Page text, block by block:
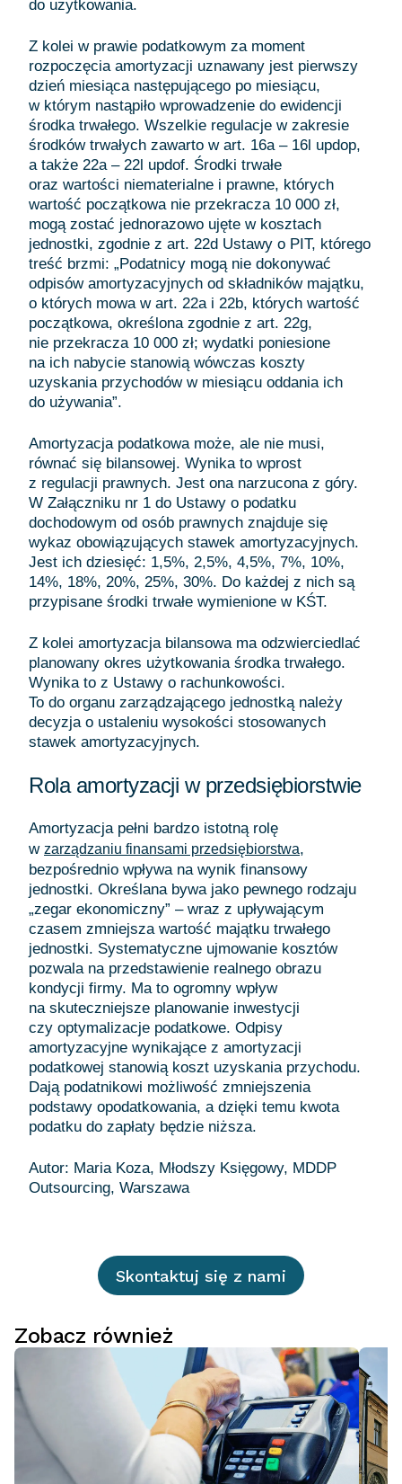
do użytkowania.
Z kolei w prawie podatkowym za moment
rozpoczęcia amortyzacji uznawany jest pierwszy
dzień miesiąca następującego po miesiącu,
w którym nastąpiło wprowadzenie do ewidencji
środka trwałego. Wszelkie regulacje w zakresie
środków trwałych zawarto w art. 16a – 16l updop,
a także 22a – 22l updof. Środki trwałe
oraz wartości niematerialne i prawne, których
wartość początkowa nie przekracza 10 000 zł,
mogą zostać jednorazowo ujęte w kosztach
jednostki, zgodnie z art. 22d Ustawy o PIT, którego
treść brzmi: „Podatnicy mogą nie dokonywać
odpisów amortyzacyjnych od składników majątku,
o których mowa w art. 22a i 22b, których wartość
początkowa, określona zgodnie z art. 22g,
nie przekracza 10 000 zł; wydatki poniesione
na ich nabycie stanowią wówczas koszty
uzyskania przychodów w miesiącu oddania ich
do używania”.
Amortyzacja podatkowa może, ale nie musi,
równać się bilansowej. Wynika to wprost
z regulacji prawnych. Jest ona narzucona z góry.
W Załączniku nr 1 do Ustawy o podatku
dochodowym od osób prawnych znajduje się
wykaz obowiązujących stawek amortyzacyjnych.
Jest ich dziesięć: 1,5%, 2,5%, 4,5%, 7%, 10%,
14%, 18%, 20%, 25%, 30%. Do każdej z nich są
przypisane środki trwałe wymienione w KŚT.
Z kolei amortyzacja bilansowa ma odzwierciedlać
planowany okres użytkowania środka trwałego.
Wynika to z Ustawy o rachunkowości.
To do organu zarządzającego jednostką należy
decyzja o ustaleniu wysokości stosowanych
stawek amortyzacyjnych.
Rola amortyzacji w przedsiębiorstwie
Amortyzacja pełni bardzo istotną rolę
w zarządzaniu finansami przedsiębiorstwa,
bezpośrednio wpływa na wynik finansowy
jednostki. Określana bywa jako pewnego rodzaju
„zegar ekonomiczny” – wraz z upływającym
czasem zmniejsza wartość majątku trwałego
jednostki. Systematyczne ujmowanie kosztów
pozwala na przedstawienie realnego obrazu
kondycji firmy. Ma to ogromny wpływ
na skuteczniejsze planowanie inwestycji
czy optymalizacje podatkowe. Odpisy
amortyzacyjne wynikające z amortyzacji
podatkowej stanowią koszt uzyskania przychodu.
Dają podatnikowi możliwość zmniejszenia
podstawy opodatkowania, a dzięki temu kwota
podatku do zapłaty będzie niższa.
Autor: Maria Koza, Młodszy Księgowy, MDDP
Skontaktuj się z nami
Zobacz również